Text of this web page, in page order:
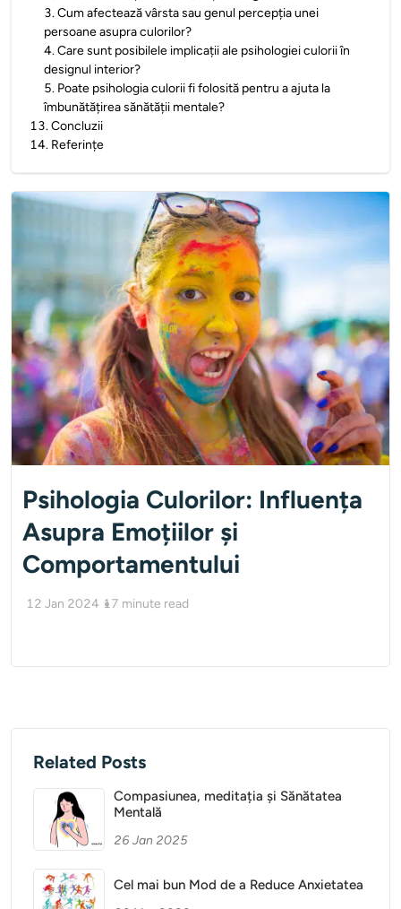
3.Cum afectează vârsta sau genul percepția unei
persoane asupra culorilor?
4.Care sunt posibilele implicații ale psihologiei culorii în
designul interior?
5. Poate psihologia culorii fi folosită pentru a ajuta la
îmbunătățirea sănătății mentale?
13.Concluzii
14. Referințe
Psihologia Culorilor: Influența
Asupra Emoțiilor și
Comportamentului
12 Jan 2024 17 minute read
Related Posts
Compasiunea, meditația și Sănătatea
Mentală
26 Jan 2025
Cel mai bun Mod de a Reduce Anxietatea